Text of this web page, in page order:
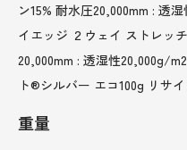
ン15% 耐水圧20,000mm : 透
イエッジ ２ウェイ ストレッ
20,000mm : 透湿性20,000g/
ト®シルバー エコ100g リサ
重量